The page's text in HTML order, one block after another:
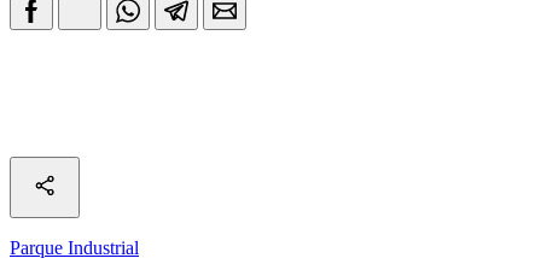
Parque Industrial